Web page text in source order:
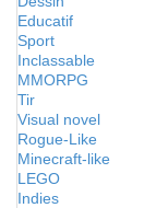
Educatif
Sport
Inclassable
MMORPG
Tir
Visual novel
Rogue-Like
Minecraft-like
LEGO
Indies